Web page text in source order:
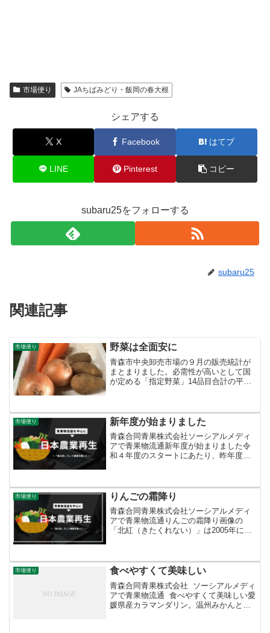
市場便り JAちばみどり・飯岡の春大根
シェアする
X Facebook はてブ
LINE Pinterest コピー
subaru25をフォローする
subaru25
関連記事
市場便り 野菜は全面安に
青森市中央卸売市場の９月の販売統計が
まとまりました。必需性が高いとして国
が定める「指定野菜」14品目合計の平均
市場便り 新年度が始まりました
青森合同青果株式会社ソーシアルメディ
アで青果物流通新年度が始まりました令
和４年度のスタートにあたり、昨年度お
成に努めてまいりますので...
市場便り りんごの霜降り
青森合同青果株式会社ソーシアルメディ
アで青果物流通りんごの霜降り画像の
「北紅（きたくれない）」は2005年に商
た正式名称＝本名は「あおり13」です。
リチャードデリシ...
市場便り 食べやすくて美味しい
青森合同青果株式会社 ソーシアルメディ
アで青果物流通 食べやすくて美味しい愛
媛県産カラマンダリン。温州みかんとキ